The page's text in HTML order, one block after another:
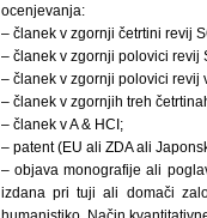
ocenjevanja:
– članek v zgornji četrtini revij
– članek v zgornji polovici revij
– članek v zgornji polovici revij
– članek v zgornjih treh
– članek v A & HCI;
– patent (EU ali ZDA ali
– objava monografije ali
izdana pri tuji ali domači